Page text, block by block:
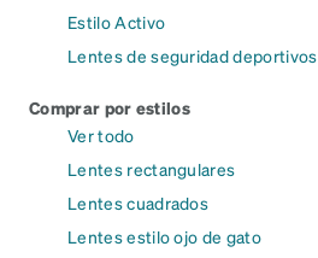
Estilo Activo
Lentes de seguridad deportivos
Comprar por estilos
Ver todo
Lentes rectangulares
Lentes cuadrados
Lentes estilo ojo de gato